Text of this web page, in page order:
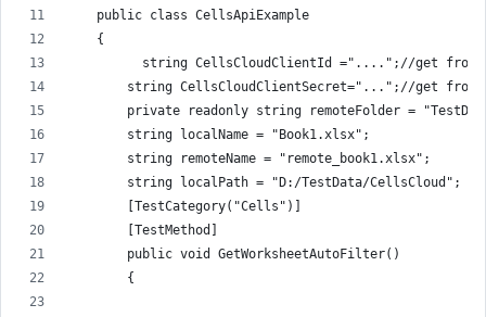
    public class CellsApiExample
    {
string CellsCloudClientId ="....";//get
string CellsCloudClientSecret="...";//get
private readonly string remoteFolder =
        string localName = "Book1.xlsx";
        string remoteName = "remote_book1.xlsx";
        string localPath = "D:/TestData/CellsCloud";
        [TestCategory("Cells")]
        [TestMethod]
        public void GetWorksheetAutoFilter()
        {